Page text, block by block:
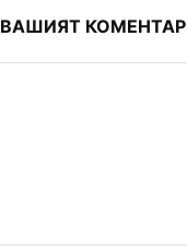
ВАШИЯТ КОМЕНТАР